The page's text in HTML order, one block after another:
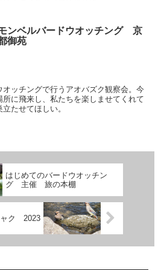
ンベルバードウオッチング 京
御苑
ッチングで行うアオバズク観察会。今
に飛来し、私たちを楽しませてくれて
たせてほしい。
はじめてのバードウオッチン
グ 主催 旅の本棚
ャク 2023